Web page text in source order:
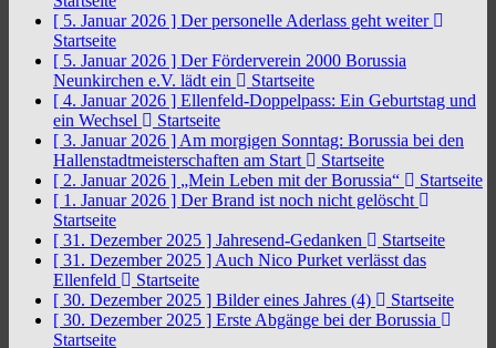
[ 5. Januar 2026 ] Der personelle Aderlass geht weiter
Startseite
[ 5. Januar 2026 ] Der Förderverein 2000 Borussia
Neunkirchen e.V. lädt ein
Startseite
[ 4. Januar 2026 ] Ellenfeld-Doppelpass: Ein Geburtstag und
ein Wechsel
Startseite
[ 3. Januar 2026 ] Am morgigen Sonntag: Borussia bei den
Hallenstadtmeisterschaften am Start
Startseite
[ 2. Januar 2026 ] „Mein Leben mit der Borussia“
Startseite
[ 1. Januar 2026 ] Der Brand ist noch nicht gelöscht
Startseite
[ 31. Dezember 2025 ] Jahresend-Gedanken
Startseite
[ 31. Dezember 2025 ] Auch Nico Purket verlässt das
Ellenfeld
Startseite
[ 30. Dezember 2025 ] Bilder eines Jahres (4)
Startseite
[ 30. Dezember 2025 ] Erste Abgänge bei der Borussia
Startseite